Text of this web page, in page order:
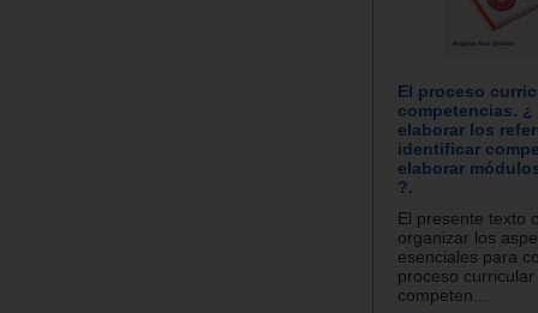
El proceso
competencias. ¿
elaborar los
identificar
elaborar
?.
El presente texto
organizar los
esenciales para
proceso
competen...